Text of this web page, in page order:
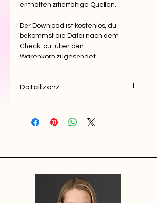
enthalten zitierfähige Quellen.
Der Download ist kostenlos, du
bekommst die Datei nach dem
Check-out über den
Warenkorb zugesendet.
Dateilizenz
werden und dient nur der
Verfielfältigungen
Abschnitte sind untersagt.
Das Urheberrecht obliegt der Autorin
(Wiebke Plückhahn),